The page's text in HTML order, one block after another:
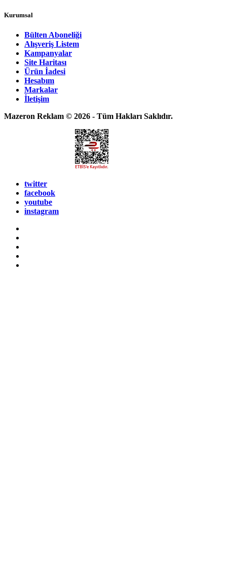
Kurumsal
Bülten Aboneliği
Alışveriş Listem
Kampanyalar
Site Haritası
Ürün İadesi
Hesabım
Markalar
İletişim
Mazeron Reklam © 2026 - Tüm Hakları Saklıdır.
twitter
facebook
youtube
instagram